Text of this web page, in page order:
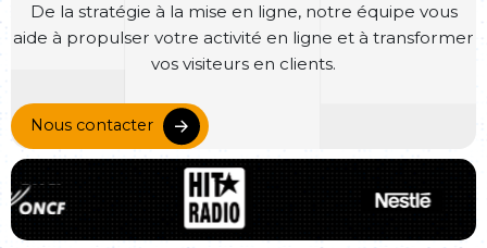
De la stratégie à la mise en ligne, notre équipe vous
aide à propulser votre activité en ligne et à transformer
vos visiteurs en clients.
Nous contacter